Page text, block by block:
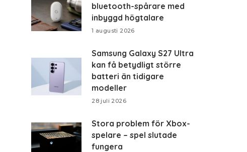
bluetooth-spårare med
inbyggd högtalare
1 augusti 2026
Samsung Galaxy S27 Ultra
kan få betydligt större
batteri än tidigare
modeller
28 juli 2026
Stora problem för Xbox-
spelare – spel slutade
fungera